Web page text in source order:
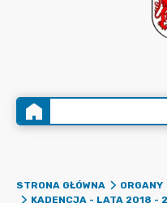
STRONA GŁÓWNA ORGANY
KADENCJA - LATA 2018 -